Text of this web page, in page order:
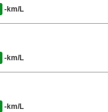
-km/L
-km/L
-km/L